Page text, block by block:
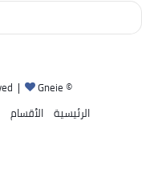
© Copyright 2026, All Rights Reserved |
Gneie
الرئيسية الأقسام